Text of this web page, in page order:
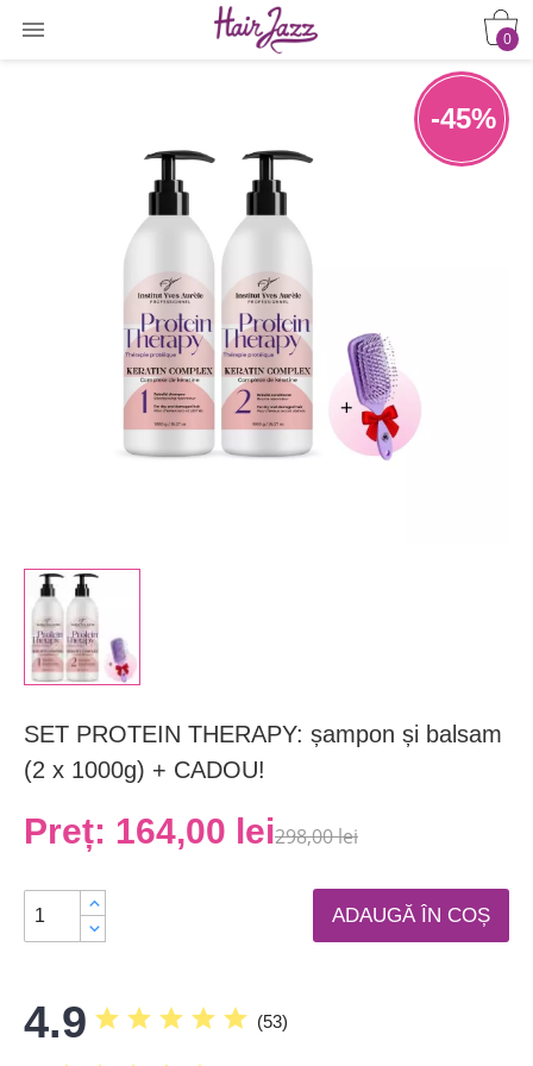
 0
-45%
SET PROTEIN THERAPY: șampon și balsam
(2 x 1000g) + CADOU!
Preț: 164,00 lei298,00 lei
ADAUGĂ ÎN COȘ
4.9 star star star star star (53)